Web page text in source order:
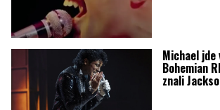
Michael
Bohemian
znali